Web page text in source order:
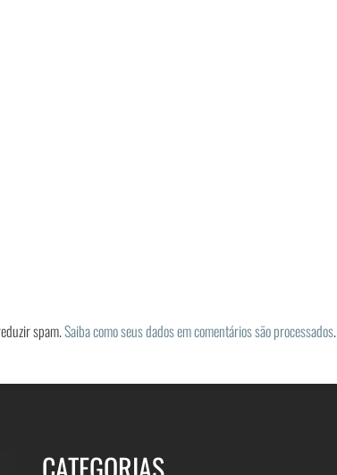
spam.Saiba como seus dados em comentários são processados.